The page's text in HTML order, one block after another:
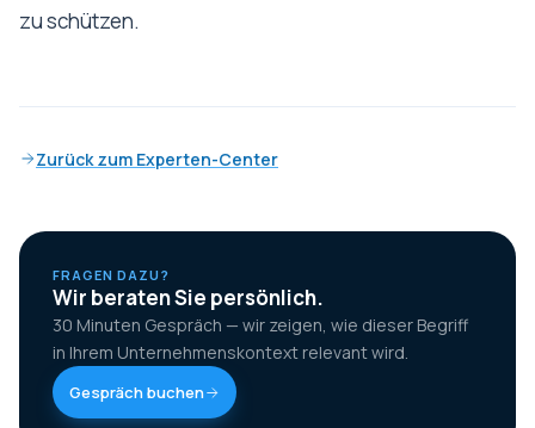
zu schützen.
Zurück zum Experten-Center
FRAGEN DAZU?
Wir beraten Sie persönlich.
30 Minuten Gespräch — wir zeigen, wie dieser Begriff
in Ihrem Unternehmenskontext relevant wird.
Gespräch buchen